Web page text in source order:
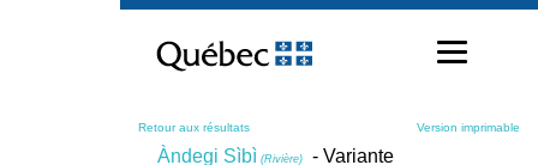
contenu
Retour aux résultats Version imprimable
Àndegi Sìbì (Rivière)
- Variante